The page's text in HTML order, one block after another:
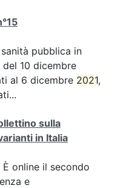
pubblica in
10 dicembre
al 6 dicembre 2021,
sulla
in Italia
È online il secondo
e